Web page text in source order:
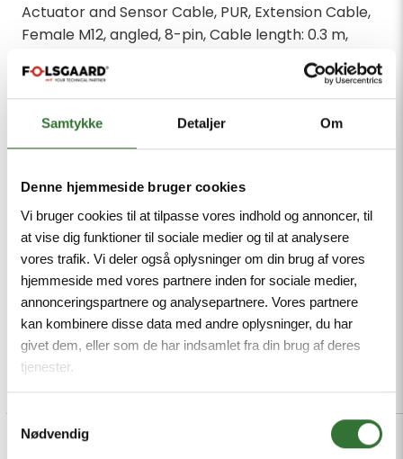
Samtykke Detaljer Om
Denne hjemmeside bruger cookies
Vi bruger cookies til at tilpasse vores indhold og annoncer, til
at vise dig funktioner til sociale medier og til at analysere
vores trafik. Vi deler også oplysninger om din brug af vores
hjemmeside med vores partnere inden for sociale medier,
annonceringspartnere og analysepartnere. Vores partnere
kan kombinere disse data med andre oplysninger, du har
givet dem, eller som de har indsamlet fra din brug af deres
tjenester.
Samtykkevalg
Nødvendig
Actuator and Sensor Cable, PUR, Extension Cable,
Female M12, angled, 8-pin, Cable length: 0.3 m,
Jacket material: PUR, Jacket color: black, Suitable
for drag chain use, Resistant to chemicals, UV
radiation and oils, Flame-retardant (FT2 in
accordance with UL 1581, IEC 60332-2-2), Free from
halogen, silicone, PVC and LABS, Particularly
compliant, Protection class: IP67, IP69K, Male M12,
straight, 8-pin
Mindestbestellmenge: 1
Beschreibung Specifications Dateien